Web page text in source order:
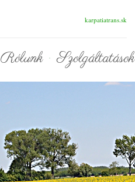
karpatiatrans.sk
Rólunk Szolgáltatások